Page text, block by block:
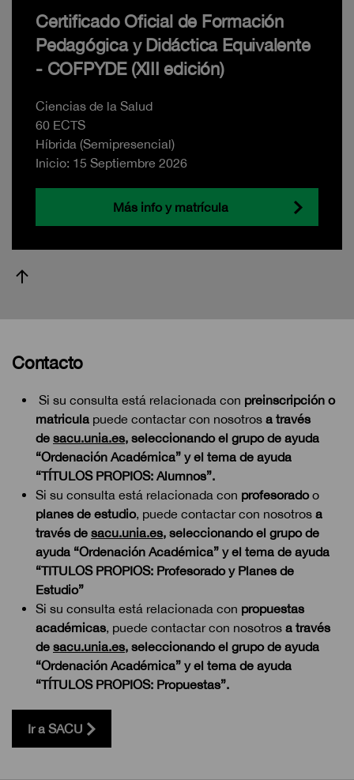
Certificado Oficial de Formación
Pedagógica y Didáctica Equivalente
- COFPYDE (XIII edición)
Ciencias de la Salud
60 ECTS
Híbrida (Semipresencial)
Inicio: 15 Septiembre 2026
Más info y matrícula
Contacto
Si su consulta está relacionada con preinscripción o
matricula puede contactar con nosotros a través
de sacu.unia.es, seleccionando el grupo de ayuda
“Ordenación Académica” y el tema de ayuda
“TÍTULOS PROPIOS: Alumnos”.
Si su consulta está relacionada con profesoradoo
planes de estudio, puede contactar con nosotros a
través de sacu.unia.es, seleccionando el grupo de
ayuda “Ordenación Académica” y el tema de ayuda
“TITULOS PROPIOS: Profesorado y Planes de
Estudio”
Si su consulta está relacionada con propuestas
académicas , puede contactar con nosotros a través
de sacu.unia.es, seleccionando el grupo de ayuda
“Ordenación Académica” y el tema de ayuda
“TÍTULOS PROPIOS: Propuestas”.
Ir a SACU